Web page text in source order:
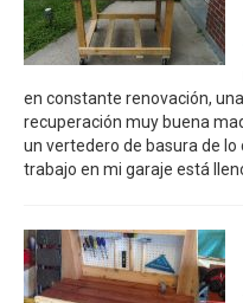
en constante renovación,
recuperación muy buena
un vertedero de basura de
trabajo en mi garaje está